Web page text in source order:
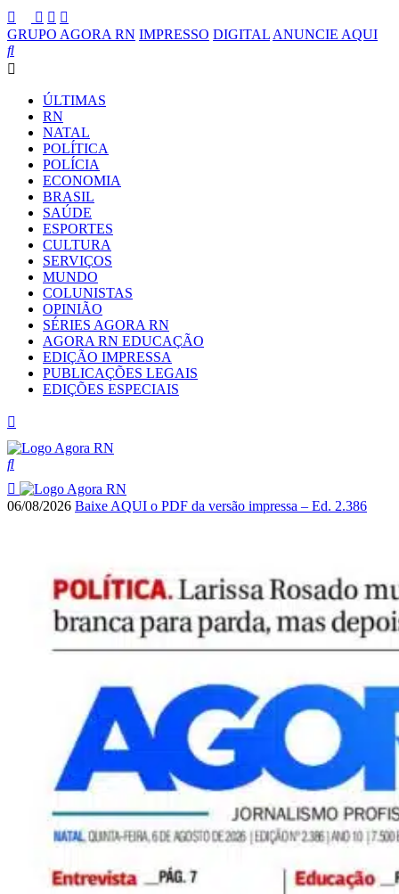
GRUPO AGORA RN IMPRESSO DIGITAL ANUNCIE AQUI
ÚLTIMAS
RN
NATAL
POLÍTICA
POLÍCIA
ECONOMIA
BRASIL
SAÚDE
ESPORTES
CULTURA
SERVIÇOS
MUNDO
COLUNISTAS
OPINIÃO
SÉRIES AGORA RN
AGORA RN EDUCAÇÃO
EDIÇÃO IMPRESSA
PUBLICAÇÕES LEGAIS
EDIÇÕES ESPECIAIS
06/08/2026 Baixe AQUI o PDF da versão impressa – Ed. 2.386